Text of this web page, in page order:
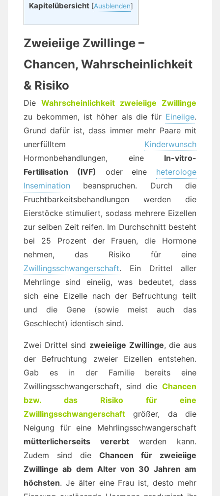
Kapitelübersicht [Ausblenden]
Zweieiige Zwillinge –
Chancen, Wahrscheinlichkeit
& Risiko
Die Wahrscheinlichkeit zweieiige Zwillinge
zu bekommen, ist höher als die für Eineiige.
Grund dafür ist, dass immer mehr Paare mit
unerfülltem Kinderwunsch
Hormonbehandlungen, eineIn-vitro-
Fertilisation (IVF) oder eine heterologe
Insemination beanspruchen. Durch die
Fruchtbarkeitsbehandlungen werden die
Eierstöcke stimuliert, sodass mehrere Eizellen
zur selben Zeit reifen. Im Durchschnitt besteht
bei 25 Prozent der Frauen, die Hormone
nehmen, das Risiko für eine
Zwillingsschwangerschaft. Ein Drittel aller
Mehrlinge sind eineiig, was bedeutet, dass
sich eine Eizelle nach der Befruchtung teilt
und die Gene (sowie meist auch das
Geschlecht) identisch sind.
Zwei Drittel sind zweieiige Zwillinge, die aus
der Befruchtung zweier Eizellen entstehen.
Gab es in der Familie bereits eine
Zwillingsschwangerschaft, sind die Chancen
bzw. das Risiko für eine
Zwillingsschwangerschaft größer, da die
Neigung für eine Mehrlingsschwangerschaft
mütterlicherseits vererbtwerden kann.
Zudem sind die Chancen für zweieiige
Zwillinge ab dem Alter von 30 Jahren am
höchsten. Je älter eine Frau ist, desto mehr